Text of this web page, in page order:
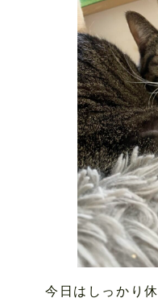
今日はしっかり